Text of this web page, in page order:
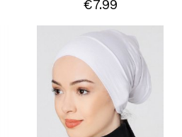
€7.99